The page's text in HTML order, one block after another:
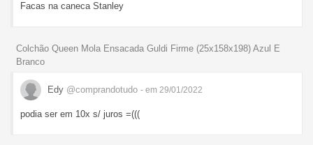
Facas na caneca Stanley
Colchão Queen Mola Ensacada Guldi Firme (25x158x198) Azul E
Branco
Edy @comprandotudo - em 29/01/2022
podia ser em 10x s/ juros =(((